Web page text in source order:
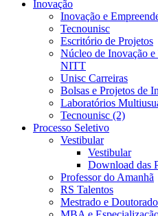
Inovação
Inovação e
Tecnounisc
Escritório de Projetos
Núcleo de Inovação
NITT
Unisc Carreiras
Bolsas e Projetos de
Laboratórios
Tecnounisc (2)
Processo Seletivo
Vestibular
Vestibular
Download das
Professor do Amanhã
RS Talentos
Mestrado e Doutorado